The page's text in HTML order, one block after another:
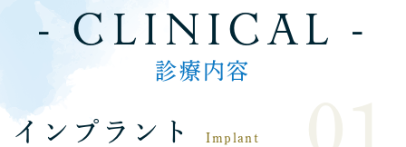
- CLINICAL -
診療内容
インプラント Implant